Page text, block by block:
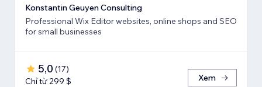
Konstantin Geuyen Consulting
Professional Wix Editor websites, online shops and SEO
for small businesses
5,0 (17)
Chỉ từ 299 $
Xem